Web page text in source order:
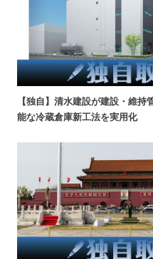
【独自】清水建設が建設・維持
能な冷蔵倉庫新工法を実用化